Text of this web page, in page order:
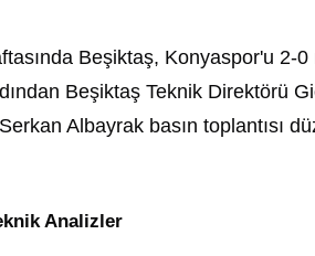
Beşiktaş, Konyaspor'u 2-
Beşiktaş Teknik Direktörü
Albayrak basın toplantısı
Analizler